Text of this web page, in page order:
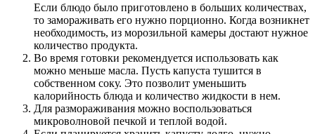
Если блюдо было приготовлено в больших количествах,
то замораживать его нужно порционно. Когда возникнет
необходимость, из морозильной камеры достают нужное
количество продукта.
Во время готовки рекомендуется использовать как
можно меньше масла. Пусть капуста тушится в
собственном соку. Это позволит уменьшить
калорийность блюда и количество жидкости в нем.
Для размораживания можно воспользоваться
микроволновой печкой и теплой водой.